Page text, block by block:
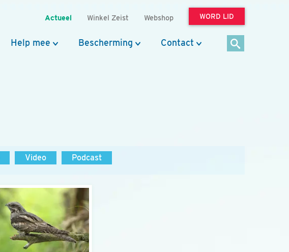
Actueel Winkel Zeist Webshop WORD LID
Help mee Bescherming Contact
Video Podcast